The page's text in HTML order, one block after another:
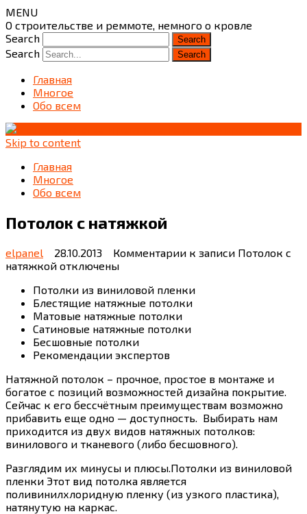
MENU
О строительстве и реммоте, немного о кровле
Search
Search
Главная
Многое
Обо всем
Skip to content
Главная
Многое
Обо всем
Потолок с натяжкой
elpanel 28.10.2013 Комментарии к записи Потолок с
натяжкой отключены
Потолки из виниловой пленки
Блестящие натяжные потолки
Матовые натяжные потолки
Сатиновые натяжные потолки
Бесшовные потолки
Рекомендации экспертов
Натяжной потолок – прочное, простое в монтаже и
богатое с позиций возможностей дизайна покрытие.
Сейчас к его бессчётным преимуществам возможно
прибавить еще одно — доступность. Выбирать нам
приходится из двух видов натяжных потолков:
винилового и тканевого (либо бесшовного).
Разглядим их минусы и плюсы.Потолки из виниловой
пленки Этот вид потолка является
поливинилхлоридную пленку (из узкого пластика),
натянутую на каркас.